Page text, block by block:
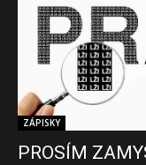
ZÁPISKY
PROSÍM